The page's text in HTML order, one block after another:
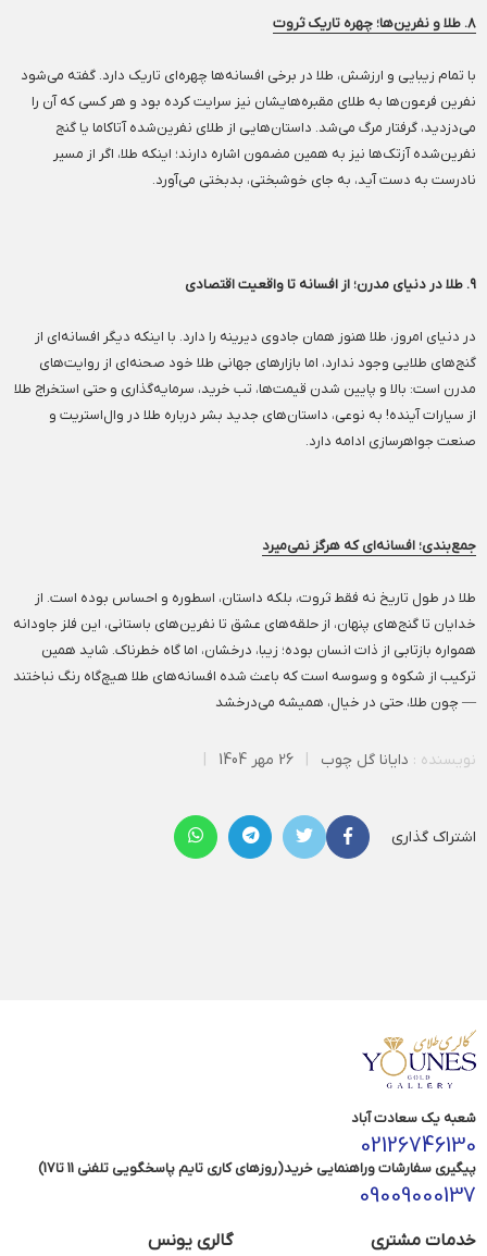
۸. طلا و نفرین‌ها؛ چهره تاریک ثروت
با تمام زیبایی و ارزشش، طلا در برخی افسانه‌ها چهره‌ای تاریک دارد. گفته می‌شود
نفرین فرعون‌ها به طلای مقبره‌هایشان نیز سرایت کرده بود و هر کسی که آن را
می‌دزدید، گرفتار مرگ می‌شد. داستان‌هایی از طلای نفرین‌شده آتاکاما یا گنج
نفرین‌شده آزتک‌ها نیز به همین مضمون اشاره دارند؛ اینکه طلا، اگر از مسیر
نادرست به دست آید، به جای خوشبختی، بدبختی می‌آورد.
۹. طلا در دنیای مدرن؛ از افسانه تا واقعیت اقتصادی
در دنیای امروز، طلا هنوز همان جادوی دیرینه را دارد. با اینکه دیگر افسانه‌ای از
گنج‌های طلایی وجود ندارد، اما بازارهای جهانی طلا خود صحنه‌ای از روایت‌های
مدرن است: بالا و پایین شدن قیمت‌ها، تب خرید، سرمایه‌گذاری و حتی استخراج طلا
از سیارات آینده! به نوعی، داستان‌های جدید بشر درباره طلا در وال‌استریت و
صنعت جواهرسازی ادامه دارد.
جمع‌بندی؛ افسانه‌ای که هرگز نمی‌میرد
طلا در طول تاریخ نه فقط ثروت، بلکه داستان، اسطوره و احساس بوده است. از
خدایان تا گنج‌های پنهان، از حلقه‌های عشق تا نفرین‌های باستانی، این فلز جاودانه
همواره بازتابی از ذات انسان بوده؛ زیبا، درخشان، اما گاه خطرناک. شاید همین
ترکیب از شکوه و وسوسه است که باعث شده افسانه‌های طلا هیچ‌گاه رنگ نباختند
— چون طلا، حتی در خیال، همیشه می‌درخشد
نویسنده : دایانا گل چوب 26 مهر 1404
اشتراک گذاری
شعبه یک سعادت آباد
02126746130
پیگیری سفارشات وراهنمایی خرید(روزهای کاری تایم پاسخگویی تلفنی 11 تا17)
09009000137
خدمات مشتری گالری یونس